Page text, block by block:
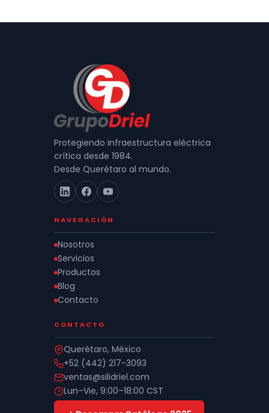
Protegiendo infraestructura eléctrica
crítica desde 1984.
Desde Querétaro al mundo.
NAVEGACIÓN
Nosotros
Servicios
Productos
Blog
Contacto
CONTACTO
Querétaro, México
+52 (442) 217-3093
ventas@silidriel.com
Lun–Vie, 9:00–18:00 CST